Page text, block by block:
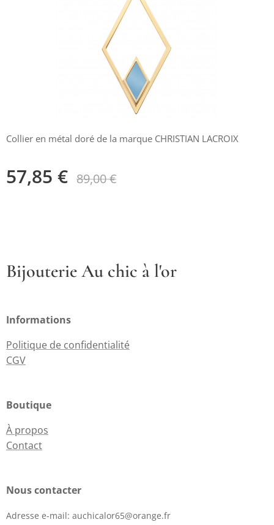
Collier en métal doré de la marque CHRISTIAN LACROIX
57,85 € 89,00€
Bijouterie Au chic à l'or
Informations
Politique de confidentialité
CGV
Boutique
À propos
Contact
Nous contacter
Adresse e-mail: auchicalor65@orange.fr